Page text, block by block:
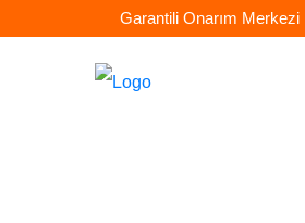
Garantili Onarım Merkezi